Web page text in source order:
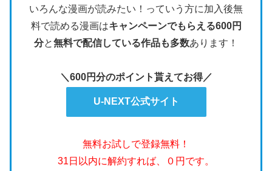
いろんな漫画が読みたい！っていう方に加入後無
料で読める漫画はキャンペーンでもらえる600円
分と無料で配信している作品も多数あります！
＼600円分のポイント貰えてお得／
U-NEXT公式サイト
無料お試しで登録無料！
31日以内に解約すれば、０円です。